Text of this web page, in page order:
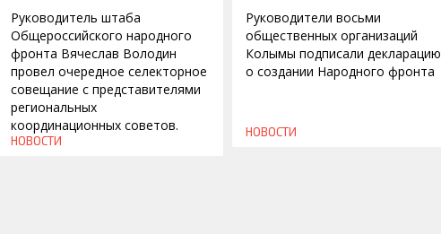
Руководитель штаба
Общероссийского народного
фронта Вячеслав Володин
провел очередное селекторное
совещание с представителями
региональных
координационных советов.
НОВОСТИ
Руководители восьми
общественных организаций
Колымы подписали декларацию
о создании Народного фронта
НОВОСТИ